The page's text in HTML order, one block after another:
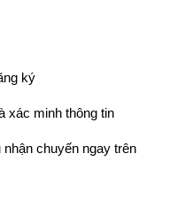
ký
xác minh thông tin
nhận chuyến ngay trên